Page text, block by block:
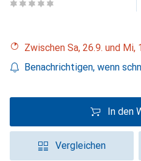
Zwischen Sa, 26.9. und
Benachrichtigen, wenn
In den
Vergleichen